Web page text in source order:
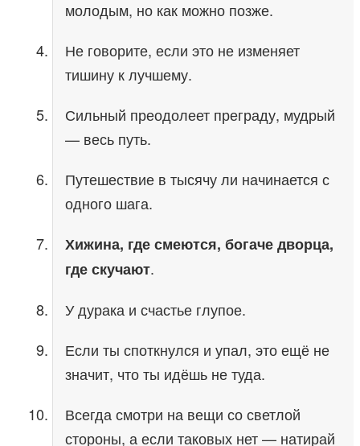
молодым, но как можно позже.
Не говорите, если это не изменяет
тишину к лучшему.
Сильный преодолеет преграду, мудрый
— весь путь.
Путешествие в тысячу ли начинается с
одного шага.
Хижина, где смеются, богаче дворца,
где скучают.
У дурака и счастье глупое.
Если ты споткнулся и упал, это ещё не
значит, что ты идёшь не туда.
Всегда смотри на вещи со светлой
стороны, а если таковых нет — натирай